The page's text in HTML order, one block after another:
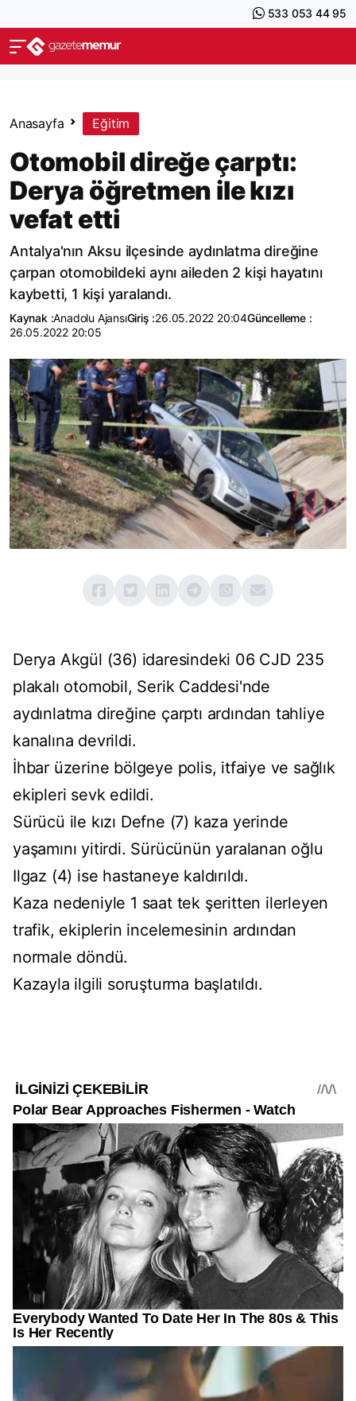
533 053 44 95
Anasayfa Eğitim
Otomobil direğe çarptı:
Derya öğretmen ile kızı
vefat etti
Antalya'nın Aksu ilçesinde aydınlatma direğine
çarpan otomobildeki aynı aileden 2 kişi hayatını
kaybetti, 1 kişi yaralandı.
Kaynak :Anadolu AjansıGiriş :26.05.2022 20:04Güncelleme :
26.05.2022 20:05
Derya Akgül (36) idaresindeki 06 CJD 235
plakalı otomobil, Serik Caddesi'nde
aydınlatma direğine çarptı ardından tahliye
kanalına devrildi.
İhbar üzerine bölgeye polis, itfaiye ve sağlık
ekipleri sevk edildi.
Sürücü ile kızı Defne (7) kaza yerinde
yaşamını yitirdi. Sürücünün yaralanan oğlu
Ilgaz (4) ise hastaneye kaldırıldı.
Kaza nedeniyle 1 saat tek şeritten ilerleyen
trafik, ekiplerin incelemesinin ardından
normale döndü.
Kazayla ilgili soruşturma başlatıldı.